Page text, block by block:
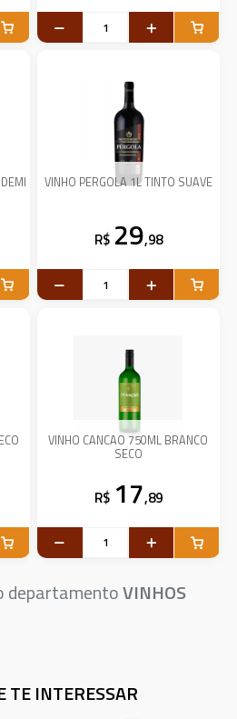
VINHO PERGOLA 1L TINTO SUAVE
R$ 29,98
VINHO CANCAO 750ML BRANCO
SECO
R$ 17,89
departamentoVINHOS
TE INTERESSAR